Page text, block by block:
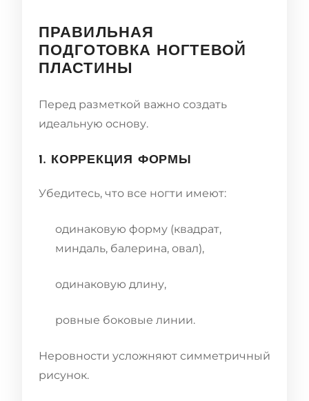
ПРАВИЛЬНАЯ
ПОДГОТОВКА НОГТЕВОЙ
ПЛАСТИНЫ
Перед разметкой важно создать
идеальную основу.
1. КОРРЕКЦИЯ ФОРМЫ
Убедитесь, что все ногти имеют:
одинаковую форму (квадрат,
миндаль, балерина, овал),
одинаковую длину,
ровные боковые линии.
Неровности усложняют симметричный
рисунок.